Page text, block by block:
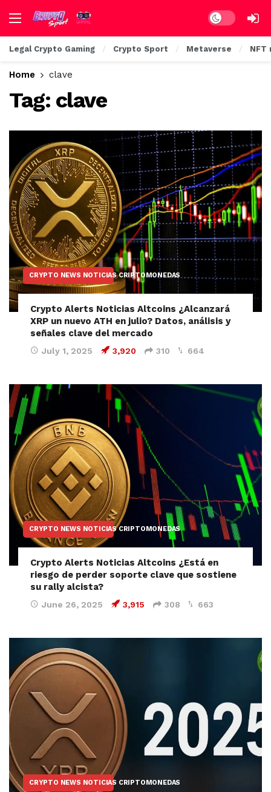
Dark mode
Legal Crypto Gaming Crypto Sport Metaverse NFT
Home clave
Tag: clave
CRYPTO NEWS NOTICIAS CRIPTOMONEDAS
Crypto Alerts Noticias Altcoins ¿Alcanzará
XRP un nuevo ATH en julio? Datos, análisis y
señales clave del mercado
July 1, 2025 3,920 310 664
CRYPTO NEWS NOTICIAS CRIPTOMONEDAS
Crypto Alerts Noticias Altcoins ¿Está en
riesgo de perder soporte clave que sostiene
su rally alcista?
June 26, 2025 3,915 308 663
CRYPTO NEWS NOTICIAS CRIPTOMONEDAS